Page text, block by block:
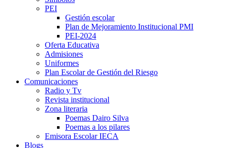
PEI
Gestión escolar
Plan de Mejoramiento Institucional PMI
PEI-2024
Oferta Educativa
Admisiones
Uniformes
Plan Escolar de Gestión del Riesgo
Comunicaciones
Radio y Tv
Revista institucional
Zona literaria
Poemas Dairo Silva
Poemas a los pilares
Emisora Escolar IECA
Blogs